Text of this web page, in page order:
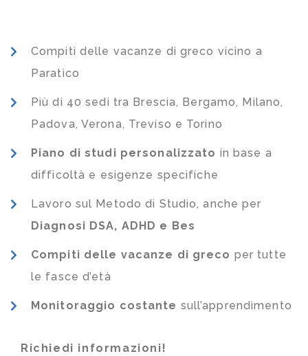
Compiti delle vacanze di greco vicino a
Paratico
Più di 40 sedi tra Brescia, Bergamo, Milano,
Padova, Verona, Treviso e Torino
Piano di studi personalizzato in base a
difficoltà e esigenze specifiche
Lavoro sul Metodo di Studio, anche per
Diagnosi DSA, ADHD e Bes
Compiti delle vacanze di greco per tutte
le fasce d’età
Monitoraggio costante sull’apprendimento
Richiedi informazioni!